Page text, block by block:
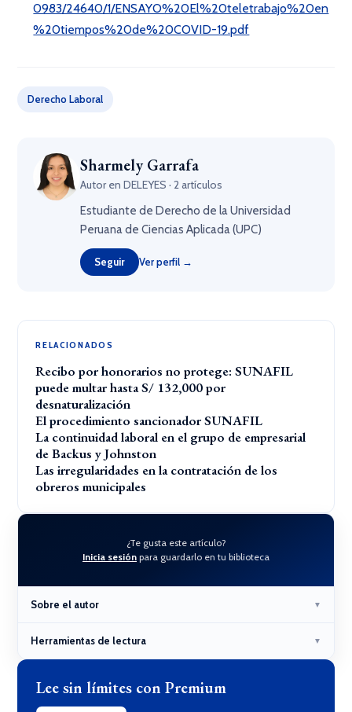
0983/24640/1/ENSAYO%20El%20teletrabajo%20en
%20tiempos%20de%20COVID-19.pdf
Derecho Laboral
Sharmely Garrafa
Autor en DELEYES · 2 artículos
Estudiante de Derecho de la Universidad
Peruana de Ciencias Aplicada (UPC)
Seguir Ver perfil →
RELACIONADOS
Recibo por honorarios no protege: SUNAFIL
puede multar hasta S/ 132,000 por
desnaturalización
El procedimiento sancionador SUNAFIL
La continuidad laboral en el grupo de empresarial
de Backus y Johnston
Las irregularidades en la contratación de los
obreros municipales
¿Te gusta este artículo?
Inicia sesión para guardarlo en tu biblioteca
Sobre el autor ▼
Herramientas de lectura ▼
Lee sin límites con Premium